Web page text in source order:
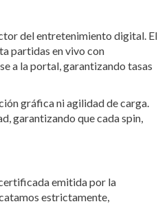
del entretenimiento digital. El
partidas en vivo con
a la portal, garantizando tasas
gráfica ni agilidad de carga.
garantizando que cada spin,
emitida por la
estrictamente,